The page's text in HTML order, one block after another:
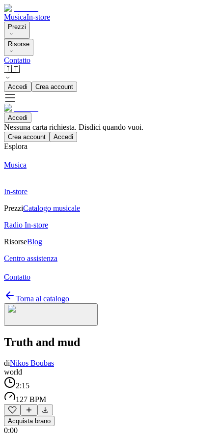
MusicaIn-store
Prezzi
Risorse
Contatto
🇮🇹
Accedi Crea account
Accedi
Nessuna carta richiesta. Disdici quando vuoi.
Crea account Accedi
Esplora
Musica
In-store
PrezziCatalogo musicale
Radio In-store
RisorseBlog
Centro assistenza
Contatto
Torna al catalogo
Truth and mud
diNikos Boubas
world
2:15
127 BPM
Acquista brano
0:00